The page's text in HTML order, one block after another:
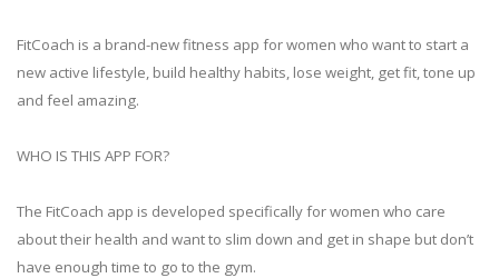
FitCoach is a brand-new fitness app for women who want to start a
new active lifestyle, build healthy habits, lose weight, get fit, tone up
and feel amazing.
WHO IS THIS APP FOR?
The FitCoach app is developed specifically for women who care
about their health and want to slim down and get in shape but don’t
have enough time to go to the gym.